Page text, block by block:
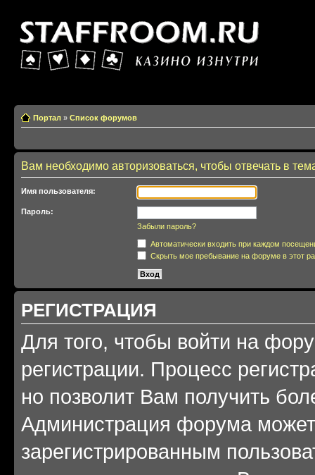
Портал » Список форумов
Вам необходимо авторизоваться, чтобы отвечать в
Имя пользователя:
Пароль:
Забыли пароль?
Автоматически входить при каждом
Скрыть мое пребывание на форуме в этот
РЕГИСТРАЦИЯ
Для того, чтобы войти на
регистрации. Процесс
но позволит Вам получить
Администрация форума может
зарегистрированным